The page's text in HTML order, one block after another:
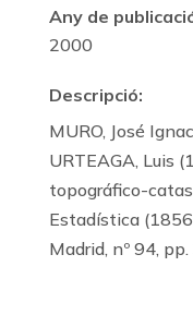
Any de
2000
Descripció:
MURO, José
URTEAGA, Luis
topográfico-
Estadística
Madrid, nº 94,